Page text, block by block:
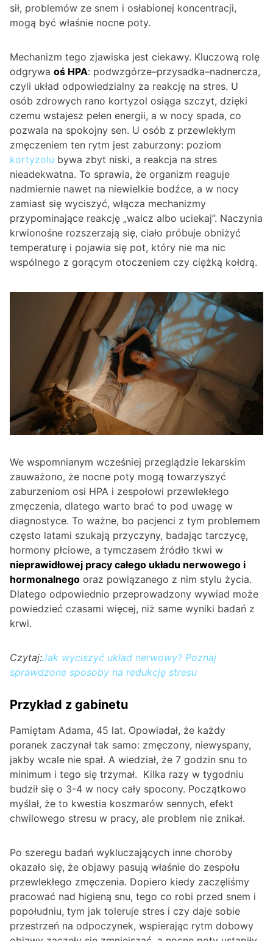
sił, problemów ze snem i osłabionej koncentracji,
mogą być właśnie nocne poty.
Mechanizm tego zjawiska jest ciekawy. Kluczową rolę
odgrywa oś HPA: podwzgórze–przysadka–nadnercza,
czyli układ odpowiedzialny za reakcję na stres. U
osób zdrowych rano kortyzol osiąga szczyt, dzięki
czemu wstajesz pełen energii, a w nocy spada, co
pozwala na spokojny sen. U osób z przewlekłym
zmęczeniem ten rytm jest zaburzony: poziom
kortyzolu bywa zbyt niski, a reakcja na stres
nieadekwatna. To sprawia, że organizm reaguje
nadmiernie nawet na niewielkie bodźce, a w nocy
zamiast się wyciszyć, włącza mechanizmy
przypominające reakcję „walcz albo uciekaj”. Naczynia
krwionośne rozszerzają się, ciało próbuje obniżyć
temperaturę i pojawia się pot, który nie ma nic
wspólnego z gorącym otoczeniem czy ciężką kołdrą.
We wspomnianym wcześniej przeglądzie lekarskim
zauważono, że nocne poty mogą towarzyszyć
zaburzeniom osi HPA i zespołowi przewlekłego
zmęczenia, dlatego warto brać to pod uwagę w
diagnostyce. To ważne, bo pacjenci z tym problemem
często latami szukają przyczyny, badając tarczycę,
hormony płciowe, a tymczasem źródło tkwi w
nieprawidłowej pracy całego układu nerwowego i
hormonalnego oraz powiązanego z nim stylu życia.
Dlatego odpowiednio przeprowadzony wywiad może
powiedzieć czasami więcej, niż same wyniki badań z
krwi.
Czytaj:Jak wyciszyć układ nerwowy? Poznaj
sprawdzone sposoby na redukcję stresu
Przykład z gabinetu
Pamiętam Adama, 45 lat. Opowiadał, że każdy
poranek zaczynał tak samo: zmęczony, niewyspany,
jakby wcale nie spał. A wiedział, że 7 godzin snu to
minimum i tego się trzymał. Kilka razy w tygodniu
budził się o 3-4 w nocy cały spocony. Początkowo
myślał, że to kwestia koszmarów sennych, efekt
chwilowego stresu w pracy, ale problem nie znikał.
Po szeregu badań wykluczających inne choroby
okazało się, że objawy pasują właśnie do zespołu
przewlekłego zmęczenia. Dopiero kiedy zaczęliśmy
pracować nad higieną snu, tego co robi przed snem i
popołudniu, tym jak toleruje stres i czy daje sobie
przestrzeń na odpoczynek, wspierając rytm dobowy